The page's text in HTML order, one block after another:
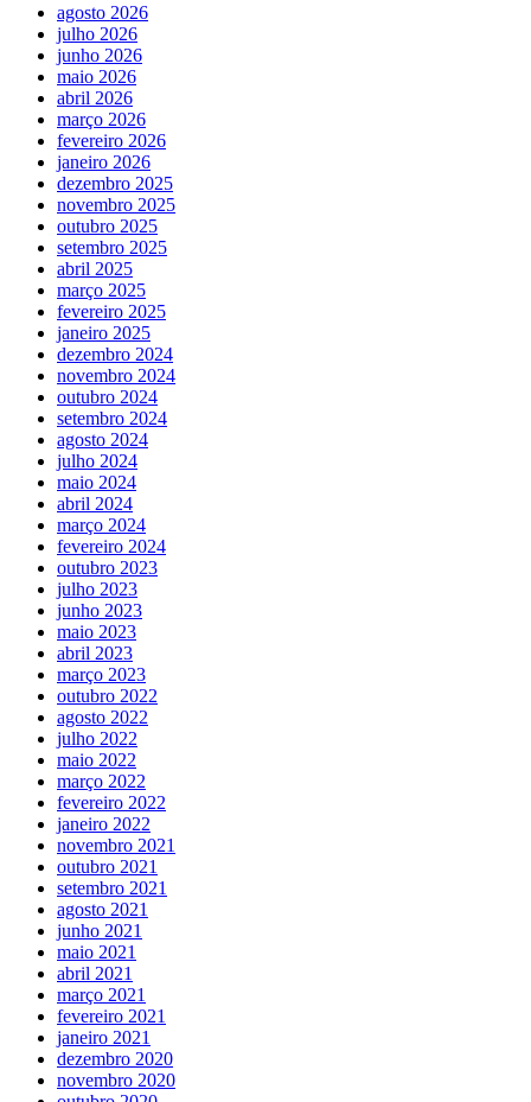
agosto 2026
julho 2026
junho 2026
maio 2026
abril 2026
março 2026
fevereiro 2026
janeiro 2026
dezembro 2025
novembro 2025
outubro 2025
setembro 2025
abril 2025
março 2025
fevereiro 2025
janeiro 2025
dezembro 2024
novembro 2024
outubro 2024
setembro 2024
agosto 2024
julho 2024
maio 2024
abril 2024
março 2024
fevereiro 2024
outubro 2023
julho 2023
junho 2023
maio 2023
abril 2023
março 2023
outubro 2022
agosto 2022
julho 2022
maio 2022
março 2022
fevereiro 2022
janeiro 2022
novembro 2021
outubro 2021
setembro 2021
agosto 2021
junho 2021
maio 2021
abril 2021
março 2021
fevereiro 2021
janeiro 2021
dezembro 2020
novembro 2020